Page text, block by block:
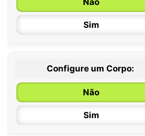
Sim
Configure um Corpo:
Não
Sim